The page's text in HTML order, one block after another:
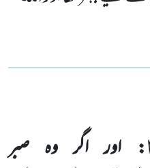
: اور اگر وہ صبر